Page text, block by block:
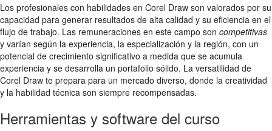
Los profesionales con habilidades en Corel Draw son valorados por su
capacidad para generar resultados de alta calidad y su eficiencia en el
flujo de trabajo. Las remuneraciones en este campo son competitivas
y varían según la experiencia, la especialización y la región, con un
potencial de crecimiento significativo a medida que se acumula
experiencia y se desarrolla un portafolio sólido. La versatilidad de
Corel Draw te prepara para un mercado diverso, donde la creatividad
y la habilidad técnica son siempre recompensadas.
Herramientas y software del curso